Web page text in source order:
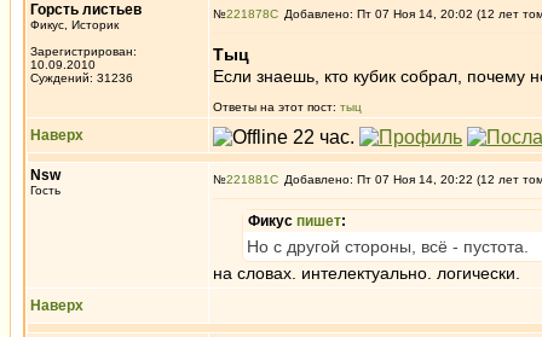
Горсть листьев
Фикус, Историк
Зарегистрирован:
10.09.2010
Суждений: 31236
№221878 Добавлено: Пт 07 Ноя 14, 20:02 (12 лет
Тыц
Если знаешь, кто кубик собрал, почему
Ответы на этот пост: тыц
Наверх
Nsw
Гость
№221881 Добавлено: Пт 07 Ноя 14, 20:22 (12 лет
Фикус пишет:
Но с другой стороны, всё - пустота.
на словах. интелектуально. логически.
Наверх